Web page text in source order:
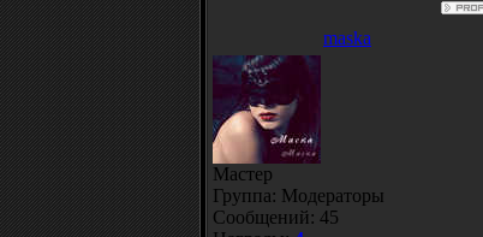
maska
Мастер
Группа: Модераторы
Сообщений: 45